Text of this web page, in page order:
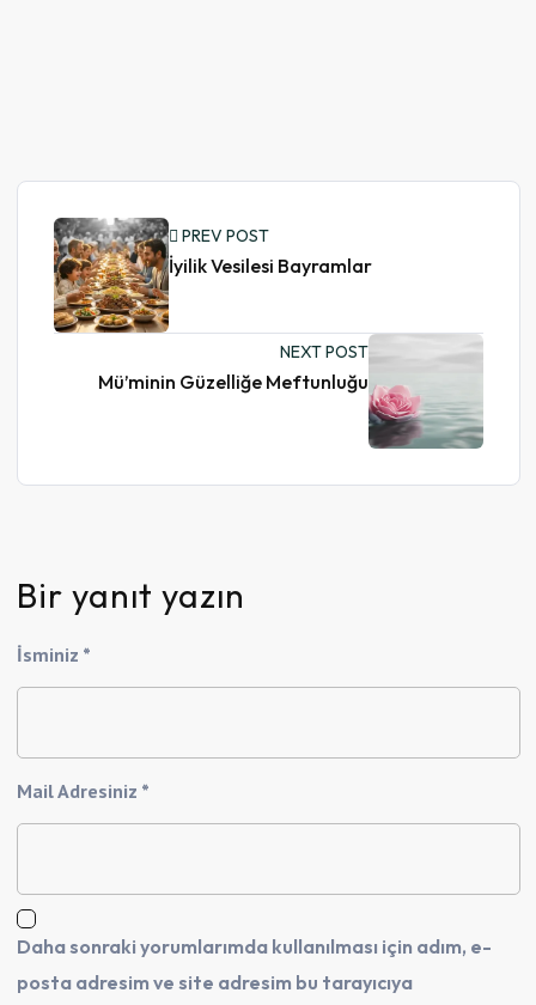
PREV POST
İyilik Vesilesi Bayramlar
NEXT POST
Mü’minin Güzelliğe Meftunluğu
Bir yanıt yazın
İsminiz *
Mail Adresiniz *
Daha sonraki yorumlarımda kullanılması için adım, e-
posta adresim ve site adresim bu tarayıcıya